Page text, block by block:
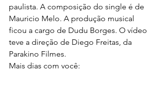
paulista. A composição do single é de
Mauricio Melo. A produção musical
ficou a cargo de Dudu Borges. O vídeo
teve a direção de Diego Freitas, da
Parakino Filmes.
Mais dias com você: